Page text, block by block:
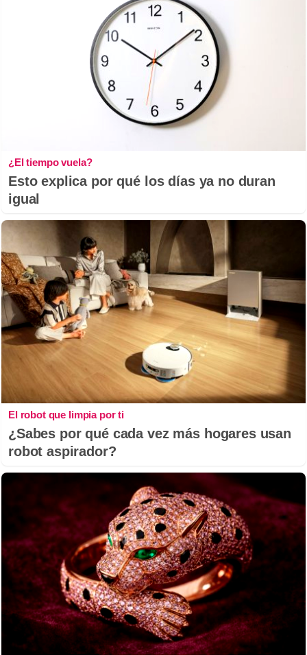
¿El tiempo vuela?
Esto explica por qué los días ya no duran
igual
El robot que limpia por ti
¿Sabes por qué cada vez más hogares usan
robot aspirador?